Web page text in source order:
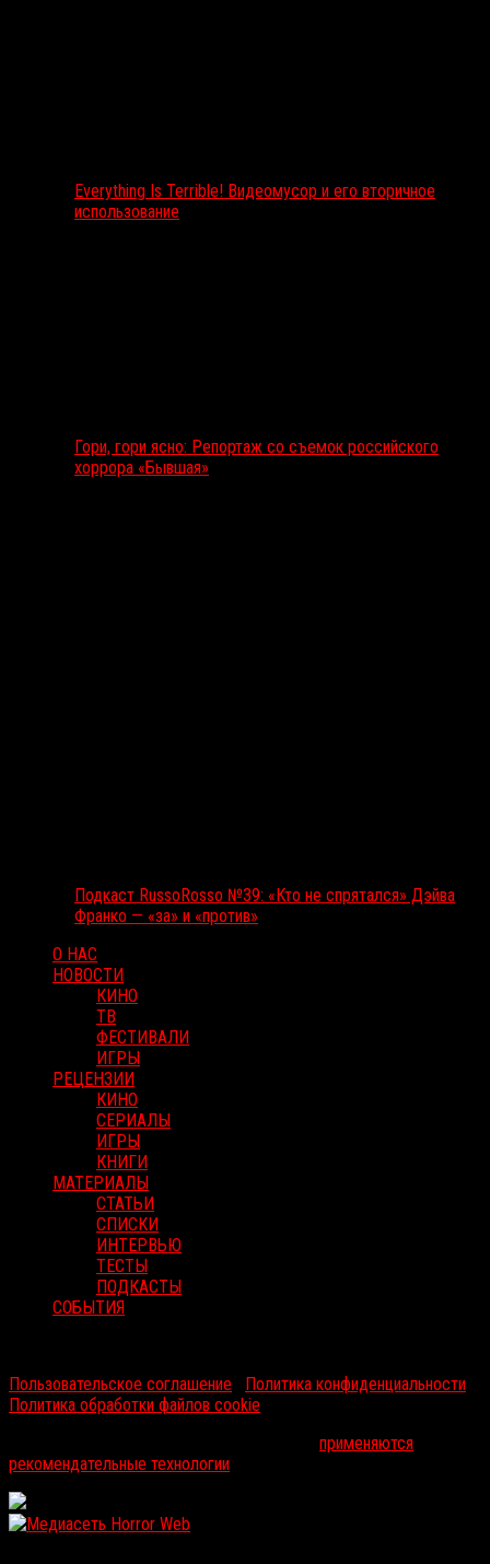
Everything Is Terrible! Видеомусор и его вторичное
использование
Гори, гори ясно: Репортаж со съемок российского
хоррора «Бывшая»
Подкаст RussoRosso №39: «Кто не спрятался» Дэйва
Франко — «за» и «против»
О НАС
НОВОСТИ
КИНО
ТВ
ФЕСТИВАЛИ
ИГРЫ
РЕЦЕНЗИИ
КИНО
СЕРИАЛЫ
ИГРЫ
КНИГИ
МАТЕРИАЛЫ
СТАТЬИ
СПИСКИ
ИНТЕРВЬЮ
ТЕСТЫ
ПОДКАСТЫ
СОБЫТИЯ
Пользовательское соглашение
Политика конфиденциальности
Политика обработки файлов cookie
применяются
рекомендательные технологии